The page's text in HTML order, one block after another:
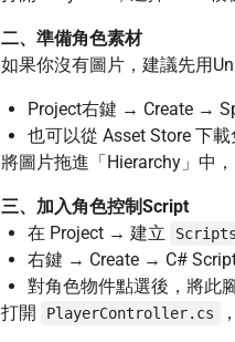
二、準備角色素材
如果你沒有圖片，建議先用
Project右鍵 → Create →
也可以從 Asset Store 下
將圖片拖進「Hierarchy」中
三、加入角色控制Script
在 Project → 建立
Scripts
右鍵 → Create → C#
對角色物件點選後，將此
打開
PlayerController.cs